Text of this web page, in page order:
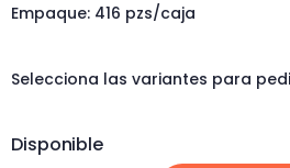
Empaque: 416 pzs/caja
Selecciona las variantes para
Disponible